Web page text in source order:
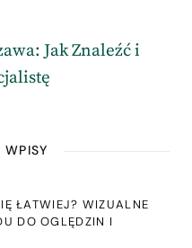
Jak Znaleźć i
WPISY
ŁATWIEJ? WIZUALNE
DO OGLĘDZIN I